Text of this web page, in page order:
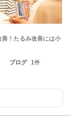
！たるみ改善には小
ブログ 1件